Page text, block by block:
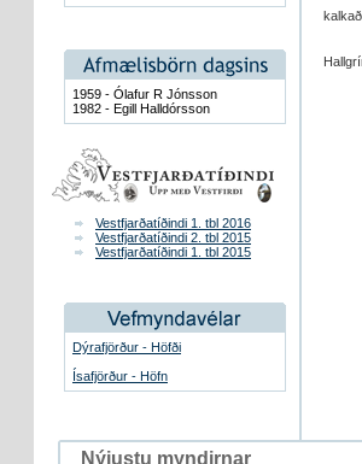
1959 - Ólafur R Jónsson
1982 - Egill Halldórsson
Vestfjarðatíðindi 1. tbl 2016
Vestfjarðatíðindi 2. tbl 2015
Vestfjarðatíðindi 1. tbl 2015
Dýrafjörður - Höfði
Ísafjörður - Höfn
Nýjustu myndirnar